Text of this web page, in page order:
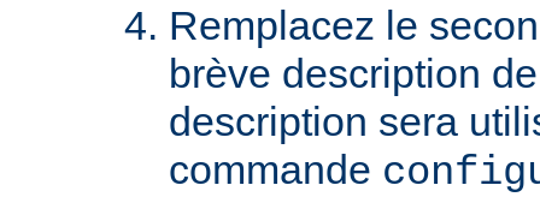
Remplacez le
brève description
description sera
commande